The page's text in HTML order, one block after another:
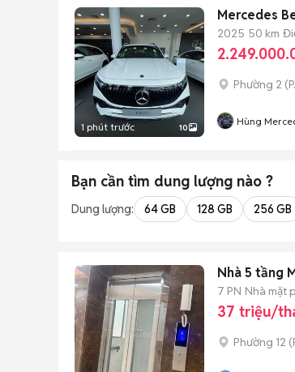
1 phút trước 10
Mercedes
2025 50 km
Phường 2 (
Hùng
Bạn cần tìm dung lượng nào ?
Dung lượng: 64 GB 128 GB 256 GB
Nhà 5 tầng
7 PN Nhà mặt
37 triệu/
Phường 12 (